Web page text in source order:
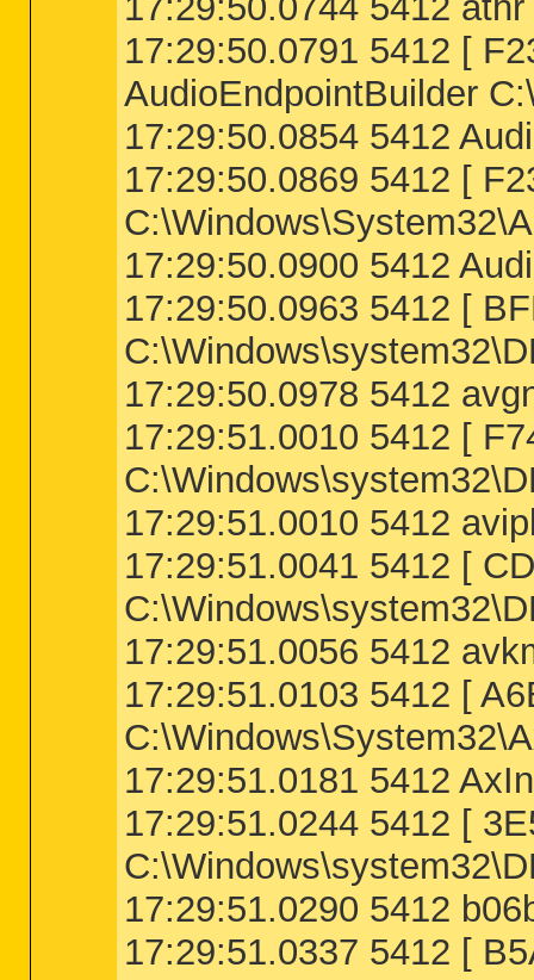
17:29:50.0791 5412 [
AudioEndpointBuilder
17:29:50.0854 5412
17:29:50.0869 5412 [
17:29:50.0900 5412
17:29:50.0963 5412 [
17:29:50.0978 5412
17:29:51.0010 5412 [
17:29:51.0010 5412
17:29:51.0041 5412 [
17:29:51.0056 5412
17:29:51.0103 5412 [
17:29:51.0181 5412
17:29:51.0244 5412 [
17:29:51.0290 5412
17:29:51.0337 5412 [